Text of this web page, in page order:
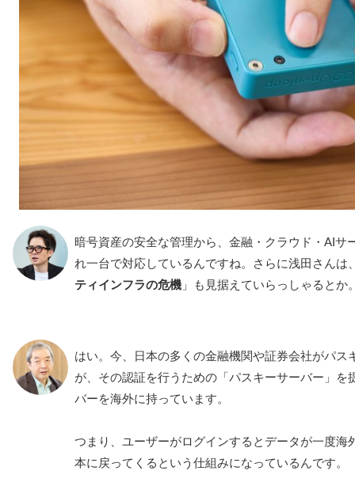
暗号資産の安全な管理から、金融・クラウド・AIサ
れ一台で対応しているんですね。さらに浅田さんは
ティインフラの危機 」も見据えていらっしゃるとか
はい。今、日本の多くの金融機関や証券会社がパス
が、その認証を行うための「パスキーサーバー」を
バーを海外に持っています。
つまり、ユーザーがログインするとデータが一度海
本に戻ってくるという仕組みになっているんです。